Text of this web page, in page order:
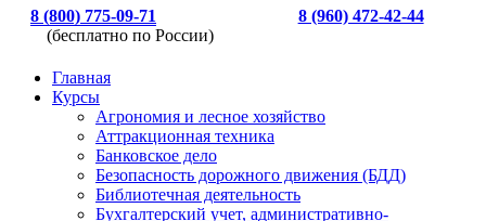
8 (800) 775-09-71
(бесплатно по России)
8 (960) 472-42-44
Главная
Курсы
Агрономия и лесное хозяйство
Аттракционная техника
Банковское дело
Безопасность дорожного движения (БДД)
Библиотечная деятельность
Бухгалтерский учет, административно-